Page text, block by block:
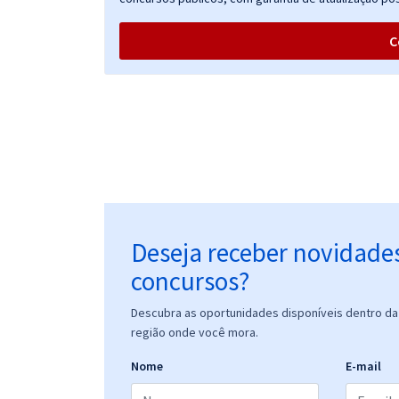
edital)
Escolar (Pós-Edital)
Prefeitura de Santos - SP - Conhecimentos Básicos
Deseja receber
concursos?
Descubra as oportunidades disponíveis dentro
região onde você mora.
Nome E-mail